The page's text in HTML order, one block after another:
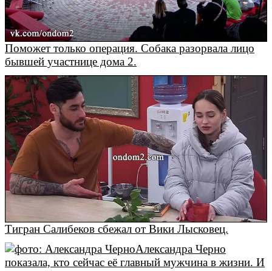
Поможет только операция. Собака разорвала лицо
бывшей участнице дома 2.
Тигран Салибеков сбежал от Вики Лысковец.
Александра Черно
показала, кто сейчас её главный мужчина в жизни. И